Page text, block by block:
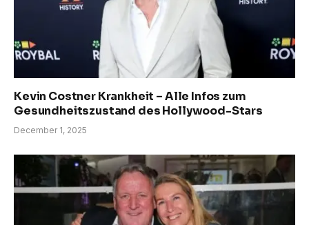
Kevin Costner Krankheit – Alle Infos zum
Gesundheitszustand des Hollywood-Stars
December 1, 2025